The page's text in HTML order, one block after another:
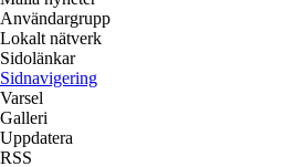
Användargrupp
Lokalt nätverk
Sidolänkar
Sidnavigering
Varsel
Galleri
Uppdatera
RSS